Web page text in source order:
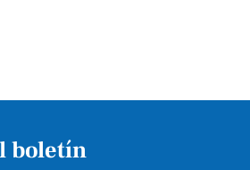
boletín